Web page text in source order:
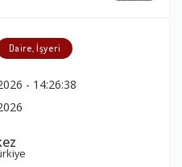
Daire, İşyeri
- 14:26:38